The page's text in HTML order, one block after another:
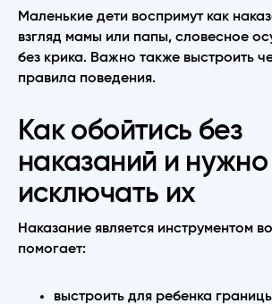
Маленькие дети воспримут как
взгляд мамы или папы, словесное
без крика. Важно также выстроить
правила поведения.
Как обойтись без
наказаний и
исключать их
Наказание является инструментом
помогает:
выстроить для ребенка